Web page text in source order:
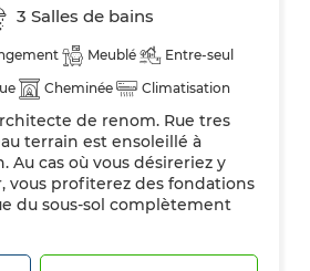
3 Salles de bains
Meublé
Entre-seul
Cheminée
Climatisation
équipée Réfrigérateur
Four
de renom. Rue tres
terrain est ensoleillé à
cas où vous désireriez y
vous profiterez des fondations
du sous-sol complètement